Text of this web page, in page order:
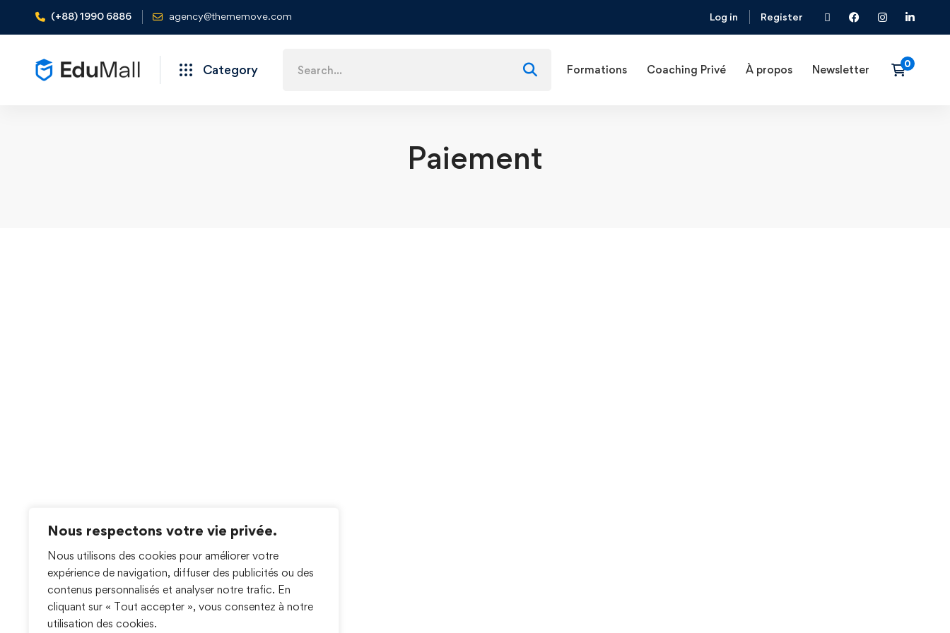
Nous respectons votre vie privée.
Nous utilisons des cookies pour améliorer votre
expérience de navigation, diffuser des publicités ou des
contenus personnalisés et analyser notre trafic. En
cliquant sur « Tout accepter », vous consentez à notre
utilisation des cookies.
(+88) 1990 6886 agency@thememove.com Log in Register
Category Formations Coaching Privé À propos Newsletter
Paiement